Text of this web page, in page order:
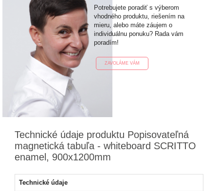
Potrebujete poradiť s výberom
vhodného produktu, riešením na
mieru, alebo máte záujem o
individuálnu ponuku? Rada vám
poradím!
ZAVOLÁME VÁM
Technické údaje produktu Popisovateľná
magnetická tabuľa - whiteboard SCRITTO
enamel, 900x1200mm
Technické údaje